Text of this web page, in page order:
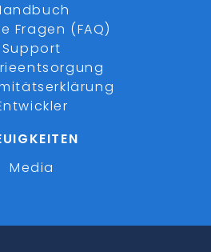
Fragen (FAQ)
Support
Media